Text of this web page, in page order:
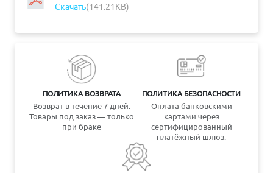
Скачать(141.21KB)
ПОЛИТИКА ВОЗВРАТА
Возврат в течение 7 дней.
Товары под заказ — только
при браке
ПОЛИТИКА БЕЗОПАСНОСТИ
Оплата банковскими
картами через
сертифицированный
платёжный шлюз.